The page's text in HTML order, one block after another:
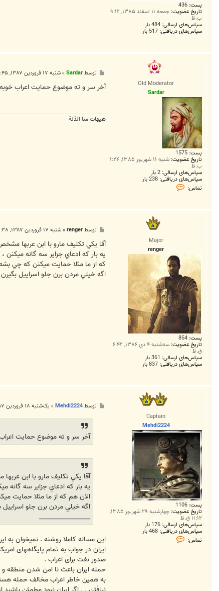
پست: 436
تاریخ عضویت: جمعه ۱۱ اسفند ۱۳۸۵, ۹:۱۲
ب.ظ
سپاس‌های ارسالی: 484 بار
سپاس‌های دریافتی: 517 بار
Old Moderator
Sardar
پست: 1575
تاریخ عضویت: شنبه ۱۱ شهریور ۱۳۸۵, ۱:۲۴
ب.ظ
سپاس‌های ارسالی: 2 بار
سپاس‌های دریافتی: 238 بار
تماس:
ت
S
ت
توسطSardar
»شنبه ۱۷ فروردین ۱۳۸۷, ۹:۴۵ ب.ظ
آخر سر و ته موضوع حمايت اعراب خوبه
هیهات منا الذلة
Major
renger
پست: 854
تاریخ عضویت: سه‌شنبه ۴ دی ۱۳۸۶, ۶:۴۲
ق.ظ
سپاس‌های ارسالی: 361 بار
سپاس‌های دریافتی: 837 بار
ت
توسطrenger
»شنبه ۱۷ فروردین ۱۳۸۷, ۱۱:۳۸ ب.ظ
آقا يکي تکليف مارو با ابن عربها
يه بار که ادعاي جزاير سه گانه
که از ما مثلا حمايت ميکنن که چي
اگه خيلي مردن برن جلو اسراييل
Captain
Mehdi2224
پست: 1106
تاریخ عضویت: چهارشنبه ۲۹ شهریور ۱۳۸۵,
۱۱:۱۲ ق.ظ
سپاس‌های ارسالی: 176 بار
سپاس‌های دریافتی: 468 بار
تماس:
ت
توسطMehdi2224
» یک‌شنبه ۱۸ فروردین ۱۳۸۷, ۱۲:۰۰ ق.ظ
آخر سر و ته موضوع حمايت
آقا يکي تکليف مارو با ابن
يه بار که ادعاي جزاير سه گانه
الان هم که از ما مثلا حمايت
اگه خيلي مردن برن جلو
_________________
این مساله کاملا روشنه . نمیخوان به
ایران در جواب به تمام پایگاههای
صدور نفت برای اعراب .
حمله ایران باعث نا امن شدن منطقه و در نتیجه فرار 50 درصد سرمایه خارجی خواهد شد .
به همین خاطر اعراب مخالف حمله